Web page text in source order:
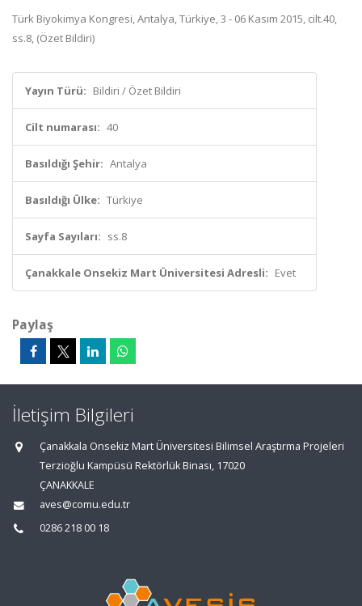
Türk Biyokimya Kongresi, Antalya, Türkiye, 3 - 06 Kasım 2015, cilt.40,
ss.8, (Özet Bildiri)
Yayın Türü: Bildiri / Özet Bildiri
Cilt numarası: 40
Basıldığı Şehir: Antalya
Basıldığı Ülke: Türkiye
Sayfa Sayıları: ss.8
Çanakkale Onsekiz Mart Üniversitesi Adresli: Evet
Paylaş
İletişim Bilgileri
Çanakkala Onsekiz Mart Üniversitesi Bilimsel Araştırma Projeleri
Terzioğlu Kampüsü Rektörlük Binası, 17020
ÇANAKKALE
aves@comu.edu.tr
0286 218 00 18